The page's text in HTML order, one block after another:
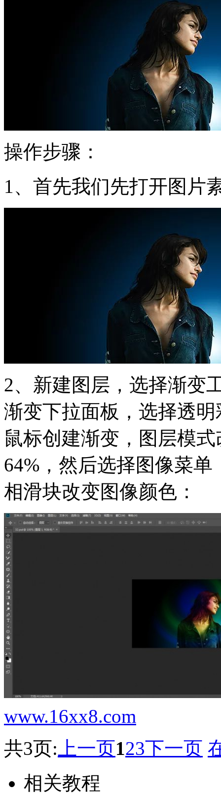
操作步骤：
1、首先我们先打开图片
2、新建图层，选择渐变
渐变下拉面板，选择透
鼠标创建渐变，图层模
64%，然后选择图像菜
相滑块改变图像颜色：
www.16xx8.com
共3页: 上一页123下一页
相关教程